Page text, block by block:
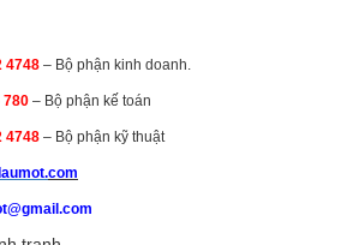
4748 – Bộ phận kinh doanh.
780 – Bộ phận kế toán
4748 – Bộ phận kỹ thuật
com